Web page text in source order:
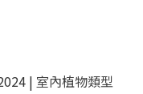
| 室內植物類型